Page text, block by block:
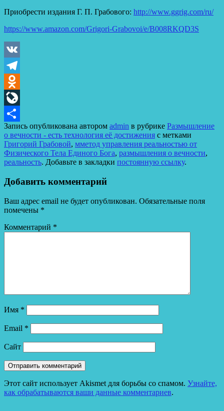
Приобрести издания Г. П. Грабового: http://www.ggrig.com/ru/
https://www.amazon.com/Grigori-Grabovoi/e/B008RKQD3S
VK
Telegram
Odnoklassniki
LiveJournal
Отправить
Запись опубликована автором admin в рубрике Размышление
о вечности - есть технология её достижения с метками
Григорий Грабовой, мметод управления реальностью от
Физического Тела Единого Бога, размышления о вечности,
реальность. Добавьте в закладки постоянную ссылку.
Добавить комментарий
Ваш адрес email не будет опубликован. Обязательные поля
помечены *
Комментарий *
Имя *
Email *
Сайт
Этот сайт использует Akismet для борьбы со спамом. Узнайте,
как обрабатываются ваши данные комментариев.